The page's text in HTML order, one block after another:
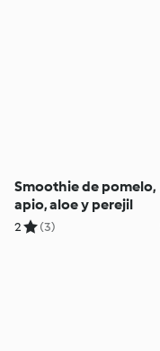
Smoothie de pomelo,
apio, aloe y perejil
2 (3)